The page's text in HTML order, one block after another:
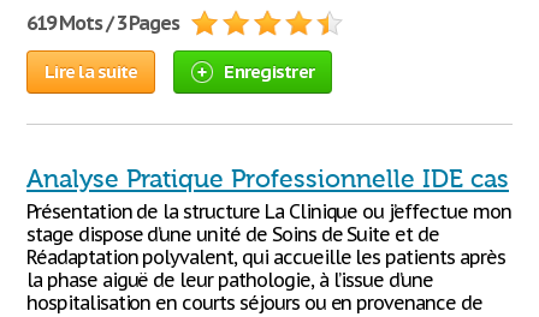
619 Mots / 3 Pages
Lire la suite Enregistrer
Analyse Pratique Professionnelle IDE cas
Présentation de la structure La Clinique ou j’effectue mon
stage dispose d’une unité de Soins de Suite et de
Réadaptation polyvalent, qui accueille les patients après
la phase aiguë de leur pathologie, à l’issue d’une
hospitalisation en courts séjours ou en provenance de